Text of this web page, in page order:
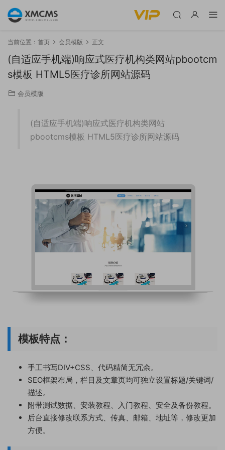
当前位置： 首页 会员模版 正文
(自适应手机端)响应式医疗机构类网站pbootcm
s模板 HTML5医疗诊所网站源码
会员模版
(自适应手机端)响应式医疗机构类网站
pbootcms模板 HTML5医疗诊所网站源码
模板特点：
手工书写DIV+CSS、代码精简无冗余。
SEO框架布局，栏目及文章页均可独立设置标题/关键词/
描述。
附带测试数据、安装教程、入门教程、安全及备份教程。
后台直接修改联系方式、传真、邮箱、地址等，修改更加
方便。